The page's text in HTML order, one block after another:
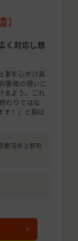
く対応し想
事を心がけ真
客様の想いに
るよう、これ
わりではな
す！」と胸は
鹿沼市上野町